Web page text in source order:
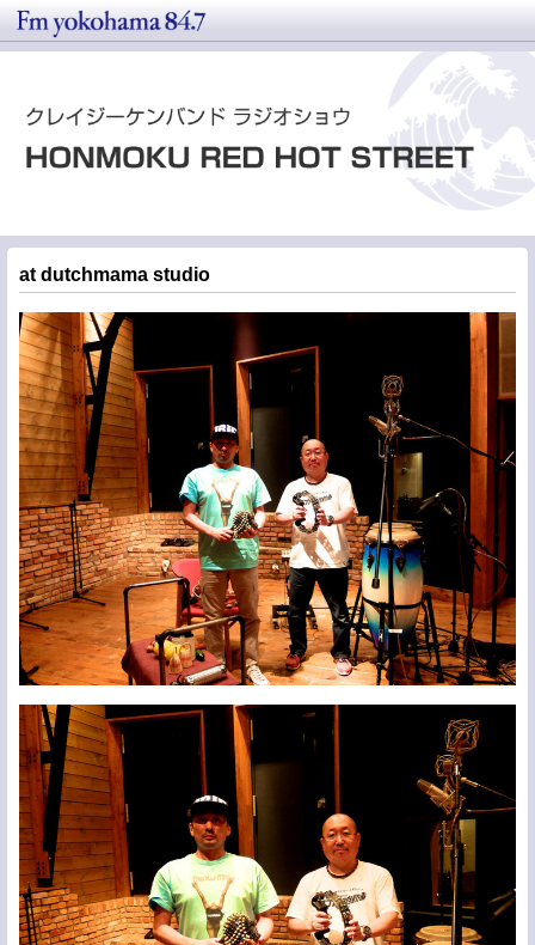
at dutchmama studio